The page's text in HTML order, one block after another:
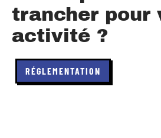
trancher pour
activité ?
RÉGLEMENTATION